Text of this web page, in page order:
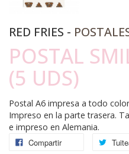
RED FRIES -
POSTAL
(5 UDS)
Postal A6 impresa a todo
Impreso en la parte trasera.
e impreso en Alemania.
Compartir